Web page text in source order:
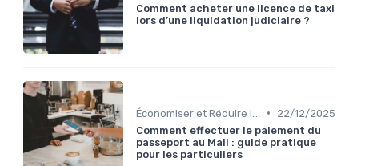
Comment acheter une licence de taxi
lors d’une liquidation judiciaire ?
•
22/12/2025
Comment effectuer le paiement du
passeport au Mali : guide pratique
pour les particuliers